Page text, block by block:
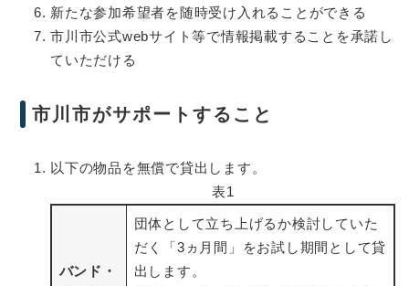
新たな参加希望者を随時受け入れることができる
市川市公式webサイト等で情報掲載することを承諾し
ていただける
市川市がサポートすること
以下の物品を無償で貸出します。
表1
バンド・
団体として立ち上げるか検討していた
だく「3ヵ月間」をお試し期間として貸
出します。